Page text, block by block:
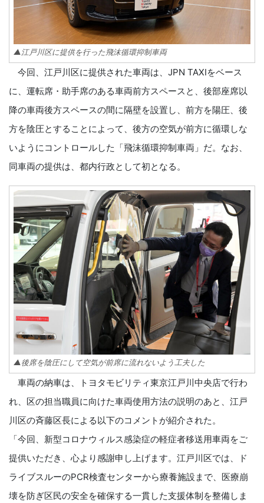
▲江戸川区に提供を行った飛沫循環抑制車両
今回、江戸川区に提供された車両は、JPN TAXIをベース
に、運転席・助手席のある車両前方スペースと、後部座席以
降の車両後方スペースの間に隔壁を設置し、前方を陽圧、後
方を陰圧とすることによって、後方の空気が前方に循環しな
いようにコントロールした「飛沫循環抑制車両」だ。なお、
同車両の提供は、都内行政として初となる。
▲後席を陰圧にして空気が前席に流れないよう工夫した
車両の納車は、トヨタモビリティ東京江戸川中央店で行わ
れ、区の担当職員に向けた車両使用方法の説明のあと、江戸
川区の斉藤区長による以下のコメントが紹介された。
「今回、新型コロナウィルス感染症の軽症者移送用車両をご
提供いただき、心より感謝申し上げます。江戸川区では、ド
ライブスルーのPCR検査センターから療養施設まで、医療崩
壊を防ぎ区民の安全を確保する一貫した支援体制を整備しま